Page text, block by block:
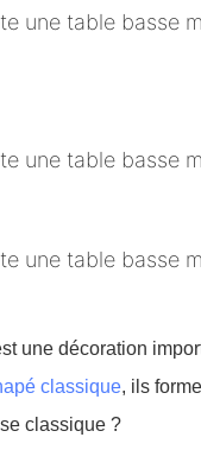
une décoration
classique, ils
classique ?